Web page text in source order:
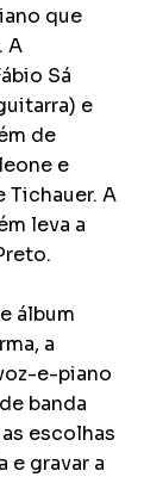
que
A
Sá
e
de
e
Tichauer. A
leva a
álbum
a
e-piano
banda
escolhas
e gravar a